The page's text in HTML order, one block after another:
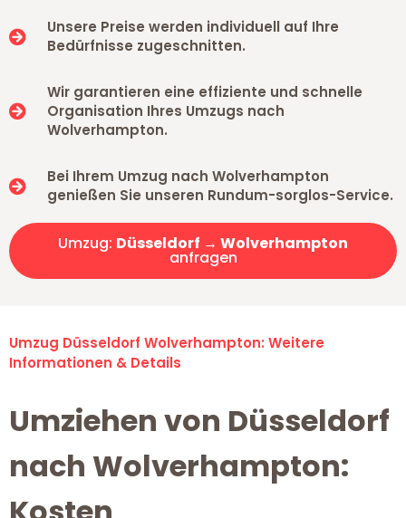
Unsere Preise werden individuell auf Ihre
Bedürfnisse zugeschnitten.
Wir garantieren eine effiziente und schnelle
Organisation Ihres Umzugs nach
Wolverhampton.
Bei Ihrem Umzug nach Wolverhampton
genießen Sie unseren Rundum-sorglos-Service.
Umzug: Düsseldorf → Wolverhampton
anfragen
Umzug Düsseldorf Wolverhampton: Weitere
Informationen & Details
Umziehen von Düsseldorf
nach Wolverhampton: